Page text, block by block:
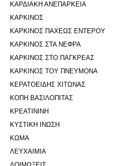
ΚΑΡΔΙΑΚΗ ΑΝΕΠΑΡΚΕΙΑ
ΚΑΡΚΙΝΟΣ
ΚΑΡΚΙΝΟΣ ΠΑΧΕΩΣ ΕΝΤΕΡΟΥ
ΚΑΡΚΙΝΟΣ ΣΤΑ ΝΕΦΡΑ
ΚΑΡΚΙΝΟΣ ΣΤΟ ΠΑΓΚΡΕΑΣ
ΚΑΡΚΙΝΟΣ ΤΟΥ ΠΝΕΥΜΟΝΑ
ΚΕΡΑΤΟΕΙΔΗΣ ΧΙΤΩΝΑΣ
ΚΟΠΗ ΒΑΣΙΛΟΠΙΤΑΣ
ΚΡΕΑΤΙΝΙΝΗ
ΚΥΣΤΙΚΗ ΙΝΩΣΗ
ΚΩΜΑ
ΛΕΥΧΑΙΜΙΑ